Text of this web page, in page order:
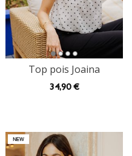
Top pois Joaina
34,90 €